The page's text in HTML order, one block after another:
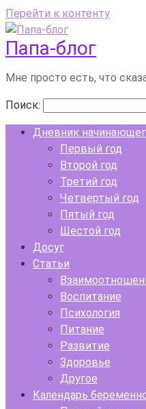
Перейти к контенту
Папа-блог
Мне просто есть, что
Поиск:
Дневник
Первый год
Второй год
Третий год
Четвертый год
Пятый год
Шестой год
Досуг
Статьи
Воспитание
Психология
Питание
Развитие
Здоровье
Другое
Календарь